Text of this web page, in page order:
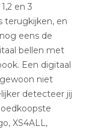
en 3
terugkijken, en
eens de
bellen met
Een digitaal
niet
detecteer jij
XS4ALL,